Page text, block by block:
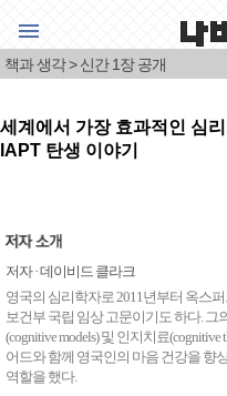
책 읽는 사회를 위한 북매거진
웹진나비
특집
책과생각
그림·책·그림책
책과 사람
서평
이 한 대목
책과 생각 > 신간 1장 공개
세계에서 가장 효과적인 심
IAPT 탄생 이야기
저자 · 데이비드 클라크
영국의 심리학자로 2011년부터 옥스
보건부 국립 임상 고문이기도 하다. 그
(cognitive models) 및 인지치료
어드와 함께 영국인의 마음 건강을 향
역할을 했다.